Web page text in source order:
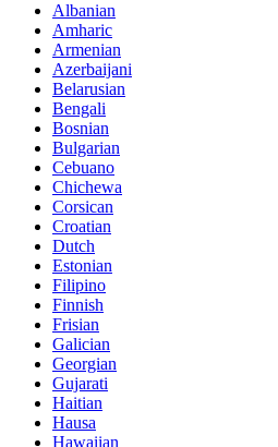
Albanian
Amharic
Armenian
Azerbaijani
Belarusian
Bengali
Bosnian
Bulgarian
Cebuano
Chichewa
Corsican
Croatian
Dutch
Estonian
Filipino
Finnish
Frisian
Galician
Georgian
Gujarati
Haitian
Hausa
Hawaiian